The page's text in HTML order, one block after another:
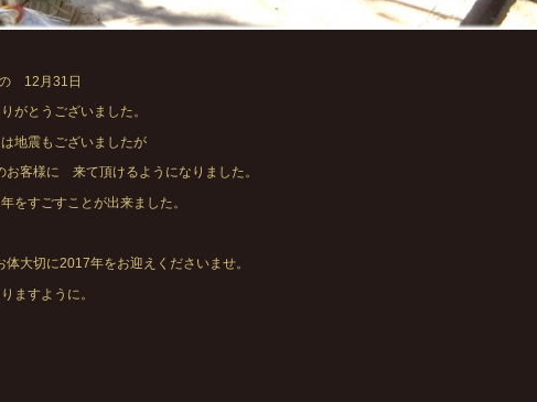
12月31日
がとうございました。
地震もございましたが
客様に 来て頂けるようになりました。
をすごすことが出来ました。
大切に2017年をお迎えくださいませ。
ますように。